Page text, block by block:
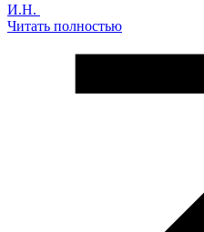
И.Н.
Читать полностью